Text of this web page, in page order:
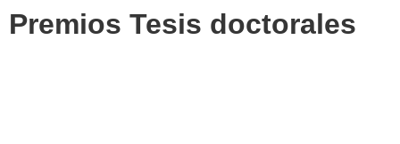
Premios Tesis doctorales